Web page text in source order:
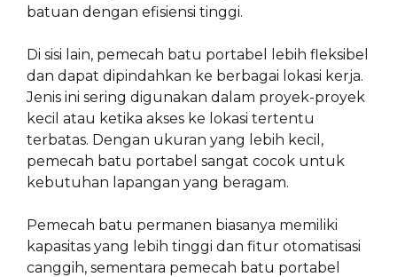
batuan dengan efisiensi tinggi.
Di sisi lain, pemecah batu portabel lebih fleksibel
dan dapat dipindahkan ke berbagai lokasi kerja.
Jenis ini sering digunakan dalam proyek-proyek
kecil atau ketika akses ke lokasi tertentu
terbatas. Dengan ukuran yang lebih kecil,
pemecah batu portabel sangat cocok untuk
kebutuhan lapangan yang beragam.
Pemecah batu permanen biasanya memiliki
kapasitas yang lebih tinggi dan fitur otomatisasi
canggih, sementara pemecah batu portabel